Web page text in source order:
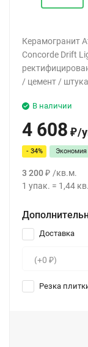
Керамогранит
Concorde Drift
/ цемент /
В наличии
4 608 ₽/
- 34% Экономия
3 200 ₽ /кв.м.
1 упак. = 1,44
Доставка
Резка